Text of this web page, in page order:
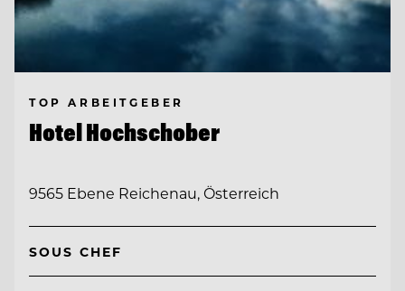
TOP ARBEITGEBER
Hotel Hochschober
9565 Ebene Reichenau, Österreich
SOUS CHEF